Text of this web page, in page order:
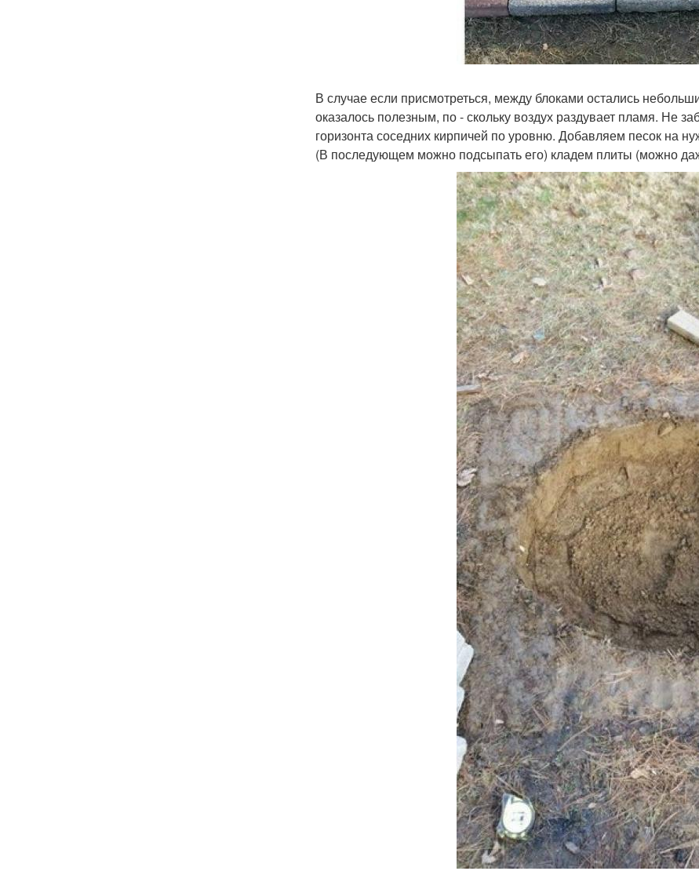
В случае если присмотреться, между блоками остались
оказалось полезным, по - скольку воздух раздувает пламя. Не
горизонта соседних кирпичей по уровню. Добавляем песок на
(В последующем можно подсыпать его) кладем плиты (можно